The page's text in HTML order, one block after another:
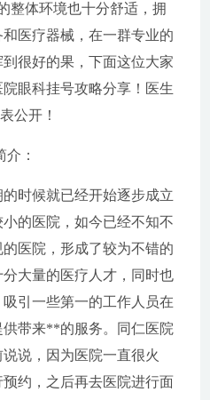
整体环境也十分舒适，拥
医疗器械，在一群专业的
很好的果，下面这位大家
眼科挂号攻略分享！医生
公开！
：
时候就已经开始逐步成立
的医院，如今已经不知不
医院，形成了较为不错的
大量的医疗人才，同时也
引一些第一的工作人员在
带来**的服务。同仁医院
说，因为医院一直很火
约，之后再去医院进行面